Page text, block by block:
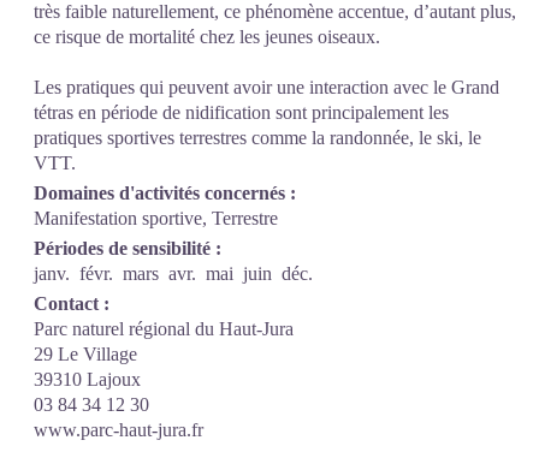
très faible naturellement, ce phénomène accentue, d’autant plus,
ce risque de mortalité chez les jeunes oiseaux.
Les pratiques qui peuvent avoir une interaction avec le Grand
tétras en période de nidification sont principalement les
pratiques sportives terrestres comme la randonnée, le ski, le
VTT.
Domaines d'activités concernés :
Manifestation sportive, Terrestre
Périodes de sensibilité :
janv. févr. mars avr. mai juin déc.
Contact :
Parc naturel régional du Haut-Jura
29 Le Village
39310 Lajoux
03 84 34 12 30
www.parc-haut-jura.fr